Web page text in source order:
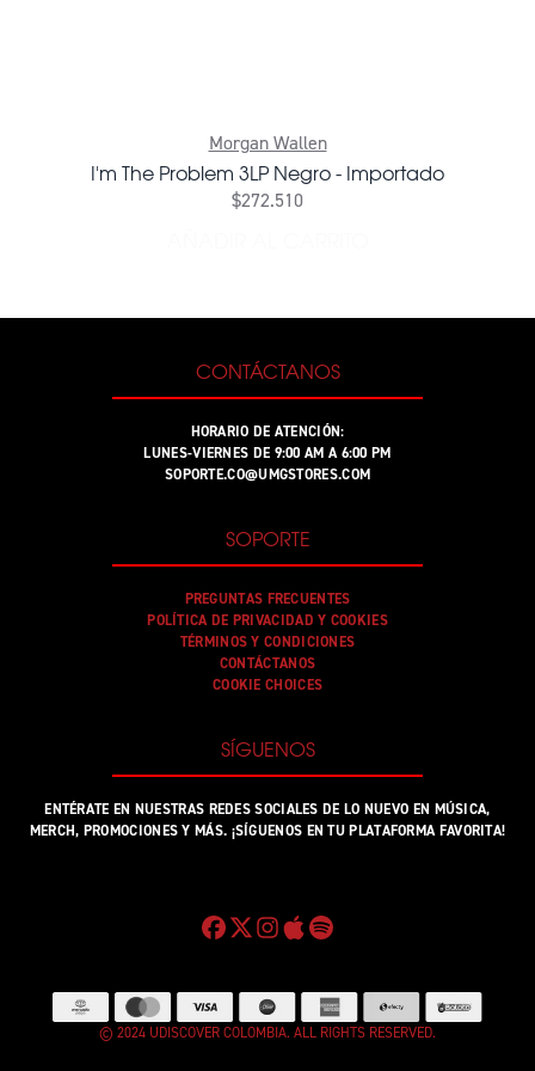
Morgan Wallen
I'm The Problem 3LP Negro - Importado
$272.510
CONTÁCTANOS
HORARIO DE ATENCIÓN:
LUNES-VIERNES DE 9:00 AM A 6:00 PM
SOPORTE.CO@UMGSTORES.COM
SOPORTE
PREGUNTAS FRECUENTES
POLÍTICA DE PRIVACIDAD Y COOKIES
TÉRMINOS Y CONDICIONES
CONTÁCTANOS
COOKIE CHOICES
SÍGUENOS
ENTÉRATE EN NUESTRAS REDES SOCIALES DE LO NUEVO EN MÚSICA,
MERCH, PROMOCIONES Y MÁS. ¡SÍGUENOS EN TU PLATAFORMA FAVORITA!
© 2024 UDISCOVER COLOMBIA. ALL RIGHTS RESERVED.